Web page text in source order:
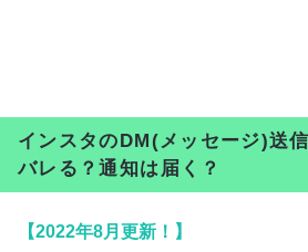
インスタのDM(メッセージ)送
バレる？通知は届く？
【2022年8月更新！】